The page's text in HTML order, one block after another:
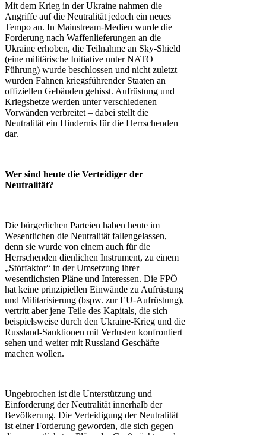
Mit dem Krieg in der Ukraine nahmen die
Angriffe auf die Neutralität jedoch ein neues
Tempo an. In Mainstream-Medien wurde die
Forderung nach Waffenlieferungen an die
Ukraine erhoben, die Teilnahme an Sky-Shield
(eine militärische Initiative unter NATO
Führung) wurde beschlossen und nicht zuletzt
wurden Fahnen kriegsführender Staaten an
offiziellen Gebäuden gehisst. Aufrüstung und
Kriegshetze werden unter verschiedenen
Vorwänden verbreitet – dabei stellt die
Neutralität ein Hindernis für die Herrschenden
dar.
Wer sind heute die Verteidiger der
Neutralität?
Die bürgerlichen Parteien haben heute im
Wesentlichen die Neutralität fallengelassen,
denn sie wurde von einem auch für die
Herrschenden dienlichen Instrument, zu einem
„Störfaktor“ in der Umsetzung ihrer
wesentlichsten Pläne und Interessen. Die FPÖ
hat keine prinzipiellen Einwände zu Aufrüstung
und Militarisierung (bspw. zur EU-Aufrüstung),
vertritt aber jene Teile des Kapitals, die sich
beispielsweise durch den Ukraine-Krieg und die
Russland-Sanktionen mit Verlusten konfrontiert
sehen und weiter mit Russland Geschäfte
machen wollen.
Ungebrochen ist die Unterstützung und
Einforderung der Neutralität innerhalb der
Bevölkerung. Die Verteidigung der Neutralität
ist einer Forderung geworden, die sich gegen